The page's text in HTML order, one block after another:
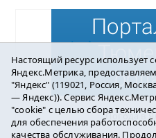
Погода в
Настоящий ресурс использует
Яндекс.Метрика,
"Яндекс" (119021, Россия,
— Яндекс)). Сервис
"cookie" с целью сбора
для обеспечения
качества обслуживания.